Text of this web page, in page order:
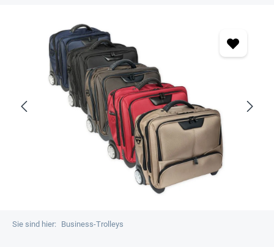
Sie sind hier: Business-Trolleys